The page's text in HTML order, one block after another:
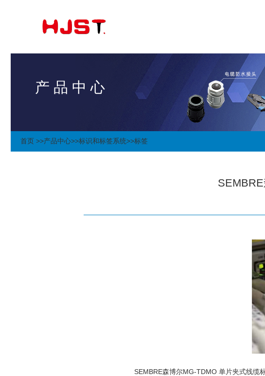
产 品 中 心
首页 >>产品中心>>标识和标签系统>>标签
SEMBRE森博尔MG-TDMO 单片夹式线缆